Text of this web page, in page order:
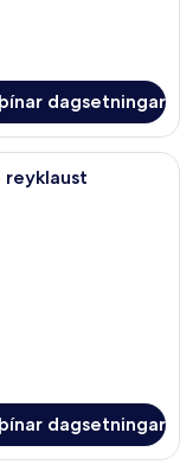
dagsetningar
- 1 stórt tvíbreitt
dagsetningar